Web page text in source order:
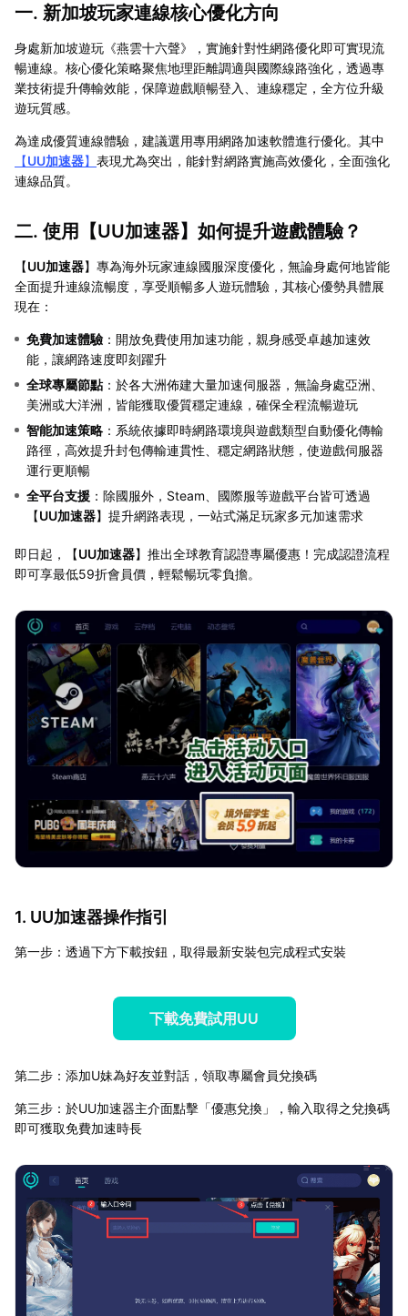
一. 新加坡玩家連線核心優化方向
身處新加坡遊玩《燕雲十六聲》，實施針對性網路優化即可實現流
暢連線。核心優化策略聚焦地理距離調適與國際線路強化，透過專
業技術提升傳輸效能，保障遊戲順暢登入、連線穩定，全方位升級
遊玩質感。
為達成優質連線體驗，建議選用專用網路加速軟體進行優化。其中
【UU加速器】 表現尤為突出，能針對網路實施高效優化，全面強化
連線品質。
二. 使用【UU加速器】如何提升遊戲體驗？
【UU加速器】專為海外玩家連線國服深度優化，無論身處何地皆能
全面提升連線流暢度，享受順暢多人遊玩體驗，其核心優勢具體展
現在：
免費加速體驗 ：開放免費使用加速功能，親身感受卓越加速效
能，讓網路速度即刻躍升
全球專屬節點：於各大洲佈建大量加速伺服器，無論身處亞洲、
美洲或大洋洲，皆能獲取優質穩定連線，確保全程流暢遊玩
智能加速策略 ：系統依據即時網路環境與遊戲類型自動優化傳輸
路徑，高效提升封包傳輸連貫性、穩定網路狀態，使遊戲伺服器
運行更順暢
全平台支援 ：除國服外，Steam、國際服等遊戲平台皆可透過
【UU加速器】提升網路表現，一站式滿足玩家多元加速需求
即日起，【UU加速器】推出全球教育認證專屬優惠！完成認證流程
即可享最低59折會員價，輕鬆暢玩零負擔。
1. UU加速器操作指引
第一步：透過下方下載按鈕，取得最新安裝包完成程式安裝
下載免費試用UU
第二步：添加U妹為好友並對話，領取專屬會員兌換碼
第三步：於UU加速器主介面點擊「優惠兌換」，輸入取得之兌換碼
即可獲取免費加速時長